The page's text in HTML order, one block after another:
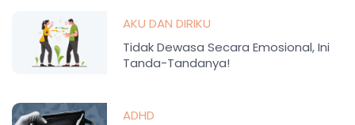
AKU DAN DIRIKU
Tidak Dewasa Secara Emosional, Ini
Tanda-Tandanya!
ADHD